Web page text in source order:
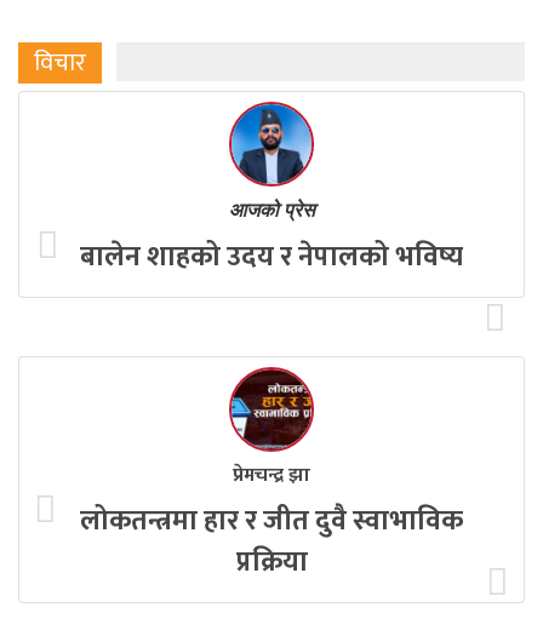
विचार
आजको प्रेस
बालेन शाहको उदय र नेपालको भविष्य
प्रेमचन्द्र झा
लोकतन्त्रमा हार र जीत दुवै स्वाभाविक
प्रक्रिया